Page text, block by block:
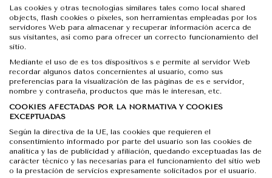
Las cookies y otras tecnologías similares tales como local shared
objects, flash cookies o píxeles, son herramientas empleadas por los
servidores Web para almacenar y recuperar información acerca de
sus visitantes, así como para ofrecer un correcto funcionamiento del
sitio.
Mediante el uso de es tos dispositivos s e permite al servidor Web
recordar algunos datos concernientes al usuario, como sus
preferencias para la visualización de las páginas de es e servidor,
nombre y contraseña, productos que más le interesan, etc.
COOKIES AFECTADAS POR LA NORMATIVA Y COOKIES
EXCEPTUADAS
Según la directiva de la UE, las cookies que requieren el
consentimiento informado por parte del usuario son las cookies de
analítica y las de publicidad y afiliación, quedando exceptuadas las de
carácter técnico y las necesarias para el funcionamiento del sitio web
o la prestación de servicios expresamente solicitados por el usuario.